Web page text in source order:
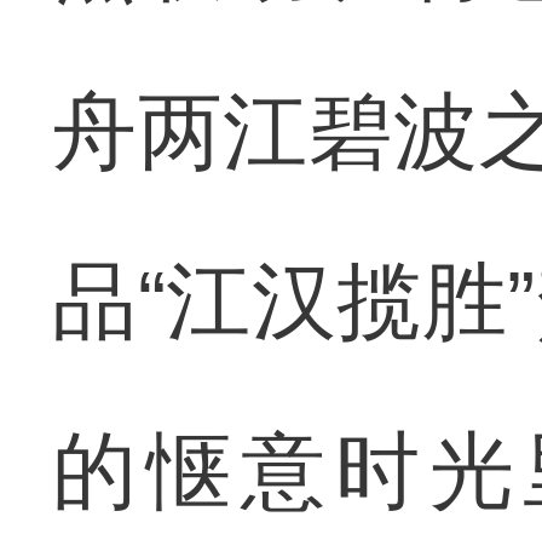
舟两江碧波
品“江汉揽
的惬意时